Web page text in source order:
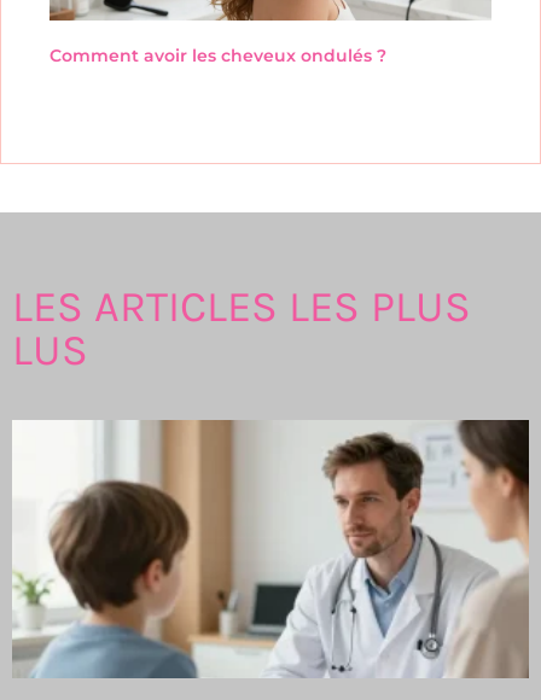
Comment avoir les cheveux ondulés ?
LES ARTICLES LES PLUS
LUS